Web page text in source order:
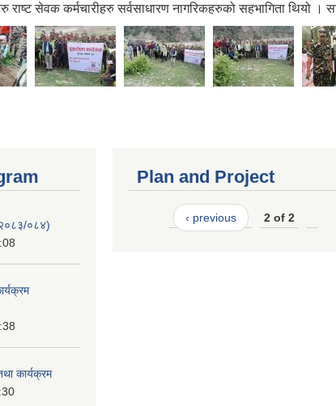
राष्ट सेवक कर्मचारीहरु सर्वसाधारण नागरिकहरुको सहभागिता थियो ।
०८४)
कार्यक्रम
Plan and Project
‹ previous 2 of 2